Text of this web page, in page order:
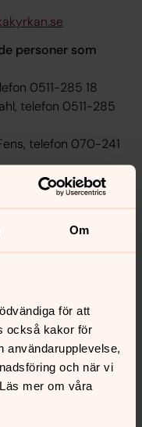
Om
för att
också kakor för
och när vi
mer om våra
personer som
0511-285 18
telefon 0511-285
telefon 070-241
12:00-13:00
kl. 12:00-13:00